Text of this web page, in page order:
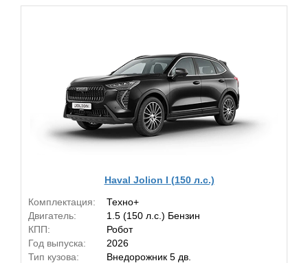
Haval Jolion I (150 л.с.)
Комплектация:
Техно+
Двигатель:
1.5 (150 л.с.) Бензин
КПП:
Робот
Год выпуска:
2026
Тип кузова:
Внедорожник 5 дв.